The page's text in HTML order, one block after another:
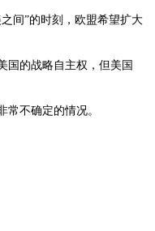
间”的时刻，欧盟希望扩大
国的战略自主权，但美国
常不确定的情况。